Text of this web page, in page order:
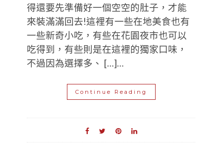
得還要先準備好一個空空的肚子，才能
來裝滿滿回去!這裡有一些在地美食也有
一些新奇小吃，有些在花園夜市也可以
吃得到，有些則是在這裡的獨家口味，
不過因為選擇多、 […]…
Continue Reading